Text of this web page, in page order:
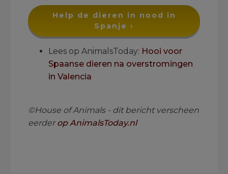
Help de dieren in nood in
Spanje ›
Lees op AnimalsToday: Hooi voor
Spaanse dieren na overstromingen
in Valencia
©House of Animals - dit bericht verscheen
eerderop AnimalsToday.nl